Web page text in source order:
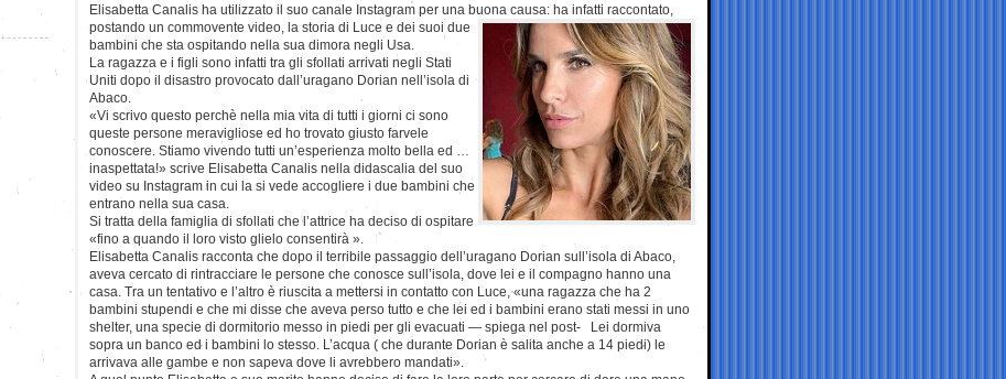
Elisabetta Canalis ha utilizzato il suo canale Instagram per una buona causa: ha infatti raccontato,
postando un commovente video, la storia di Luce e dei suoi due
bambini che sta ospitando nella sua dimora negli Usa.
La ragazza e i figli sono infatti tra gli sfollati arrivati negli Stati
Uniti dopo il disastro provocato dall’uragano Dorian nell’isola di
Abaco.
«Vi scrivo questo perchè nella mia vita di tutti i giorni ci sono
queste persone meravigliose ed ho trovato giusto farvele
conoscere. Stiamo vivendo tutti un’esperienza molto bella ed …
inaspettata!» scrive Elisabetta Canalis nella didascalia del suo
video su Instagram in cui la si vede accogliere i due bambini che
entrano nella sua casa.
Si tratta della famiglia di sfollati che l’attrice ha deciso di ospitare
«fino a quando il loro visto glielo consentirà ».
Elisabetta Canalis racconta che dopo il terribile passaggio dell’uragano Dorian sull’isola di Abaco,
aveva cercato di rintracciare le persone che conosce sull’isola, dove lei e il compagno hanno una
casa. Tra un tentativo e l’altro è riuscita a mettersi in contatto con Luce, «una ragazza che ha 2
bambini stupendi e che mi disse che aveva perso tutto e che lei ed i bambini erano stati messi in uno
shelter, una specie di dormitorio messo in piedi per gli evacuati — spiega nel post- Lei dormiva
sopra un banco ed i bambini lo stesso. L’acqua ( che durante Dorian è salita anche a 14 piedi) le
arrivava alle gambe e non sapeva dove li avrebbero mandati».